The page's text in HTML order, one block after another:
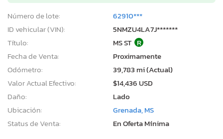
Número de lote:
62910***
ID vehicular (VIN):
5NMZU4LA7J*******
Título:
MS ST R
Fecha de Venta:
Proximamente
Odómetro:
39,783 mi (Actual)
Valor Actual Efectivo:
$14,436 USD
Daño:
Lado
Ubicación:
Grenada, MS
Status de Venta:
En Oferta Mínima